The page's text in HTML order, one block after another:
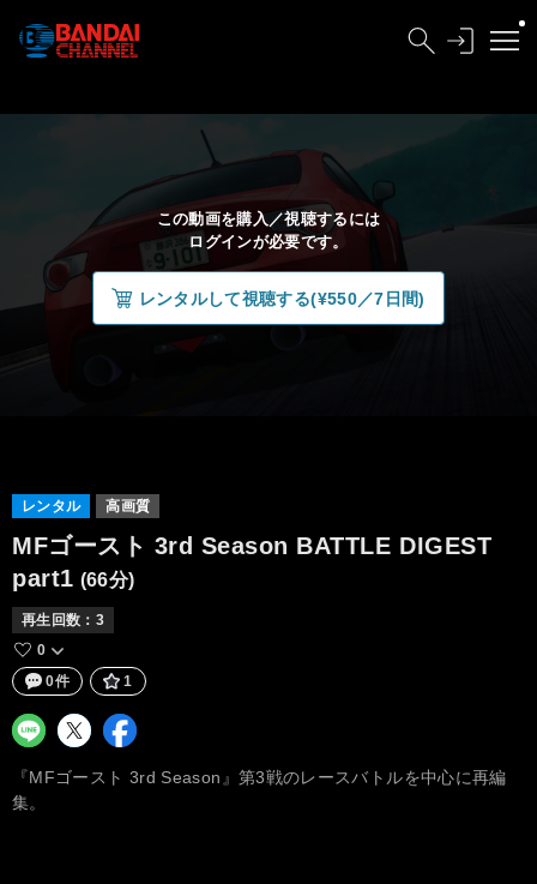
この動画を購入／視聴するには
ログインが必要です。
レンタルして視聴する(¥550／7日間)
レンタル 高画質
MFゴースト 3rd Season BATTLE DIGEST
part1 (66分)
再生回数： 3
0
0件
1
『MFゴースト 3rd Season』第3戦のレースバトルを中心に再編
集。